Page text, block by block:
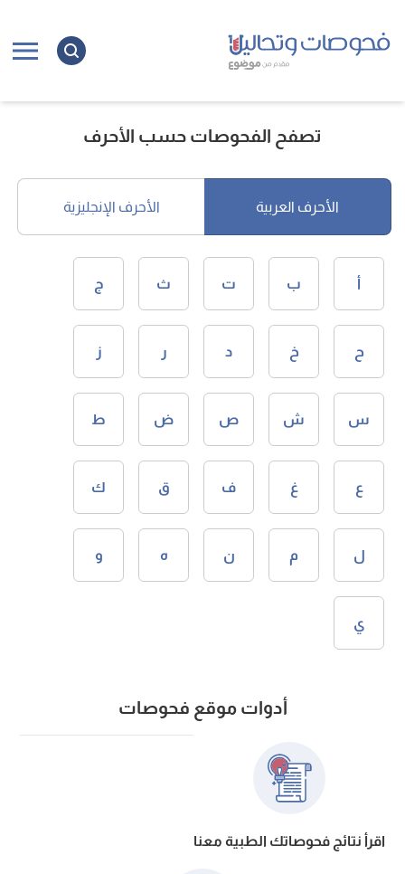
تصفح الفحوصات حسب الأحرف
الأحرف العربية الأحرف الإنجليزية
أ ب ت ث ج
ح خ د ر ز
س ش ص ض ط
ع غ ف ق ك
ل م ن ه و
ي
أدوات موقع فحوصات
اقرأ نتائج فحوصاتك الطبية معنا